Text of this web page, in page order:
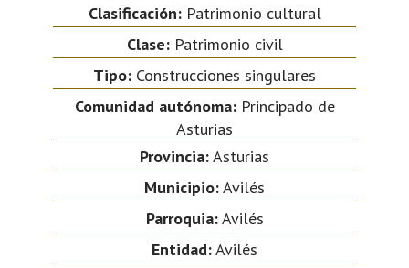
Clasificación:Patrimonio cultural
Clase:Patrimonio civil
Tipo: Construcciones singulares
Comunidad autónoma:Principado de
Asturias
Provincia:Asturias
Municipio:Avilés
Parroquia:Avilés
Entidad:Avilés